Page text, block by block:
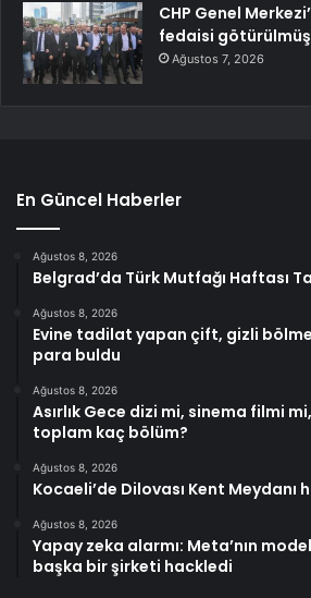
CHP Genel
fedaisi götürülmüş
Ağustos 7, 2026
En Güncel Haberler
Ağustos 8, 2026
Belgrad’da Türk Mutfağı Haftası
Ağustos 8, 2026
Evine tadilat yapan çift, gizli
para buldu
Ağustos 8, 2026
Asırlık Gece dizi mi, sinema filmi mi,
toplam kaç bölüm?
Ağustos 8, 2026
Kocaeli’de Dilovası Kent Meydanı
Ağustos 8, 2026
Yapay zeka alarmı: Meta’nın
başka bir şirketi hackledi